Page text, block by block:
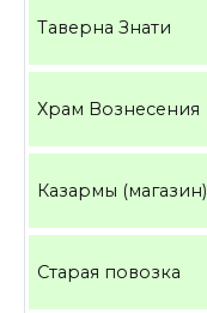
Таверна Знати
Храм Вознесения
Казармы (магазин)
Старая повозка